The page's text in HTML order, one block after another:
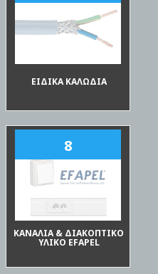
ΕΙΔΙΚΑ ΚΑΛΩΔΙΑ
8
ΚΑΝΑΛΙΑ & ΔΙΑΚΟΠΤΙΚΟ
ΥΛΙΚΟ EFAPEL